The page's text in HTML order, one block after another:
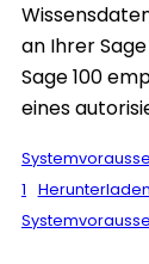
an Ihrer
Sage 100
eines
1
Herunterladen